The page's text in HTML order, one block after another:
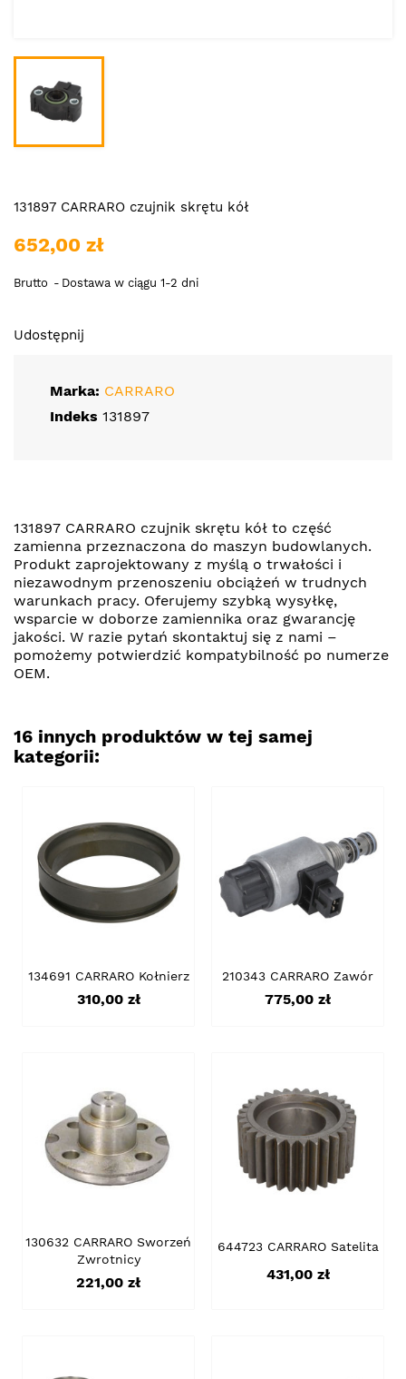
131897 CARRARO czujnik skrętu kół
652,00 zł
Brutto Dostawa w ciągu 1-2 dni
Udostępnij
Marka: CARRARO
Indeks 131897
131897 CARRARO czujnik skrętu kół to część
zamienna przeznaczona do maszyn budowlanych.
Produkt zaprojektowany z myślą o trwałości i
niezawodnym przenoszeniu obciążeń w trudnych
warunkach pracy. Oferujemy szybką wysyłkę,
wsparcie w doborze zamiennika oraz gwarancję
jakości. W razie pytań skontaktuj się z nami –
pomożemy potwierdzić kompatybilność po numerze
OEM.
16 innych produktów w tej samej
kategorii:
134691 CARRARO Kołnierz
Cena
310,00 zł
210343 CARRARO Zawór
Cena
775,00 zł
130632 CARRARO Sworzeń
Zwrotnicy
Cena
221,00 zł
644723 CARRARO Satelita
Cena
431,00 zł